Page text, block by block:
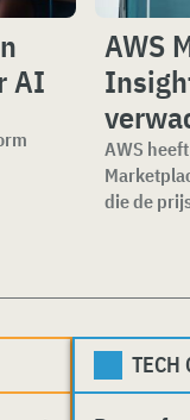
AI
AWS
AWS
die de
TECH